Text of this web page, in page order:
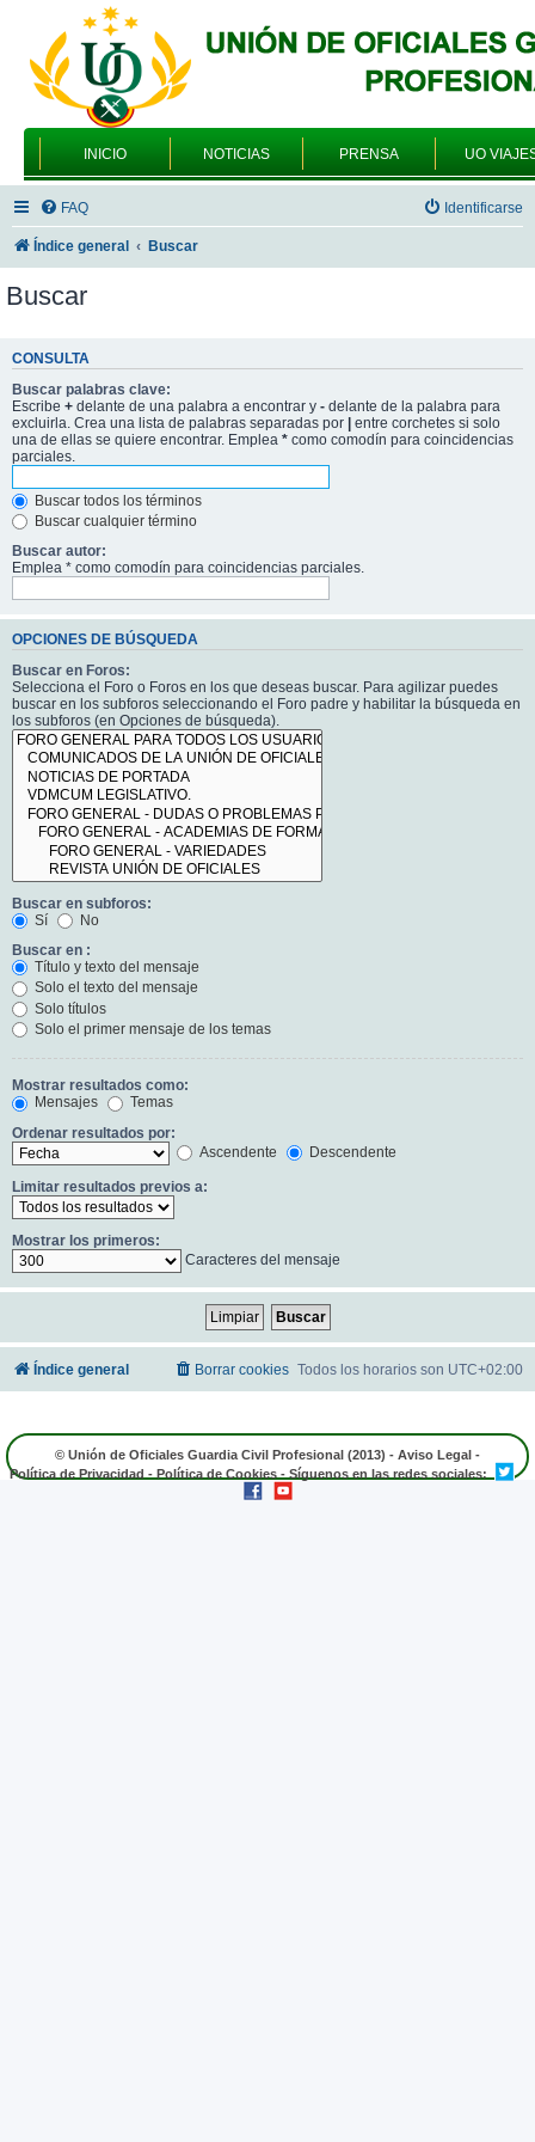
INICIO NOTICIAS PRENSA UO
FAQ Identificarse
Índice general Buscar
Buscar
CONSULTA
Buscar palabras clave:
Escribe + delante de una palabra a encontrar y - delante de la palabra para
excluirla. Crea una lista de palabras separadas por | entre corchetes si solo
una de ellas se quiere encontrar. Emplea * como comodín para coincidencias
parciales.
Buscar todos los términos
Buscar cualquier término
Buscar autor:
Emplea * como comodín para coincidencias parciales.
OPCIONES DE BÚSQUEDA
Buscar en Foros:
Selecciona el Foro o Foros en los que deseas buscar. Para agilizar puedes
buscar en los subforos seleccionando el Foro padre y habilitar la búsqueda en
los subforos (en Opciones de búsqueda).
Buscar en subforos:
Sí
No
Buscar en :
Título y texto del mensaje
Solo el texto del mensaje
Solo títulos
Solo el primer mensaje de los temas
Mostrar resultados como:
Mensajes
Temas
Ordenar resultados por:
Ascendente
Descendente
Limitar resultados previos a:
Mostrar los primeros:
Caracteres del mensaje
Índice general Todos los horarios son UTC+02:00
Borrar cookies
© Unión de Oficiales Guardia Civil Profesional (2013) - Aviso Legal -
Política de Privacidad - Política de Cookies - Síguenos en las redes sociales: